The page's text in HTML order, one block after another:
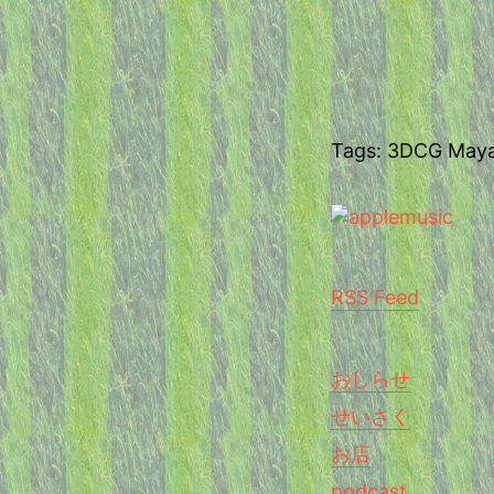
Tags: 3DCG
RSS Feed
おしらせ
せいさく
お店